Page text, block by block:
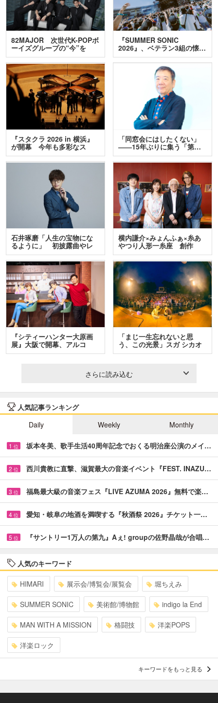
82MAJOR 次世代K-POPボ
ーイズグループの“今”を
訊…
『SUMMER SONIC
2026』、ベテラン3組の懐…
『スタクラ 2026 in 横浜』
が開幕 今年も多彩なス
テ…
「同窓会にはしたくない」
――15年ぶりに集う「第…
石井琢磨「人生の宝物にな
るように」 初披露曲やレ
ア…
横内謙介×みょんふぁ×糸あ
やつり人形一糸座 創作
人…
『シティーハンター大原画
展』大阪で開幕、アルコ
＆…
「まじ一生忘れないと思
う、この光景」スガ シカオ
と…
さらに読み込む
人気記事ランキング
Daily
Weekly Monthly
1 位 坂本冬美、歌手生活40周年記念でおくる明治座公演のメイ…
2 位 西川貴教に直撃、滋賀最大の音楽イベント『FEST. INAZU…
3 位 福島最大級の音楽フェス『LIVE AZUMA 2026』無料で楽…
4 位 愛知・岐阜の地酒を満喫する『秋酒祭 2026』チケット一…
5 位 『サントリー1万人の第九』Aぇ! groupの佐野晶哉が合唱…
人気のキーワード
HIMARI 展示会/博覧会/展覧会 堀ちえみ
SUMMER SONIC 美術館/博物館 indigo la End
MAN WITH A MISSION 格闘技 洋楽POPS
洋楽ロック
キーワードをもっと見る